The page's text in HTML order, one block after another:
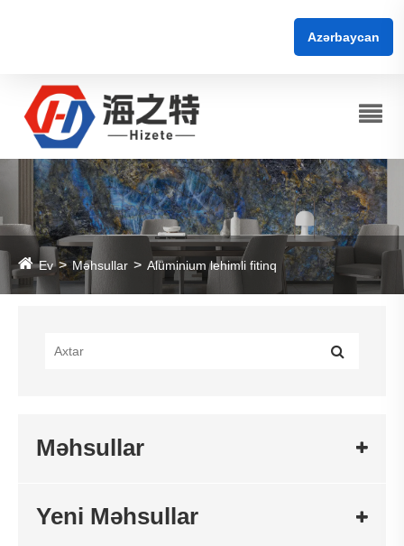
Azərbaycan
Ev Məhsullar Alüminium lehimli fitinq
Məhsullar
Yeni Məhsullar